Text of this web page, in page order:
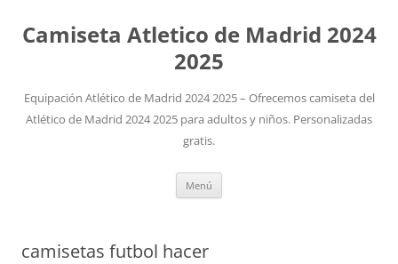
Camiseta Atletico de Madrid 2024
2025
Equipación Atlético de Madrid 2024 2025 – Ofrecemos camiseta del
Atlético de Madrid 2024 2025 para adultos y niños. Personalizadas
gratis.
Menú
camisetas futbol hacer